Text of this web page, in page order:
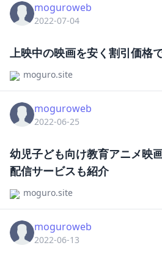
moguroweb
2022-07-04
上映中の映画を安く割引価格
moguro.site
moguroweb
2022-06-25
幼児子ども向け教育アニメ映
配信サービスも紹介
moguro.site
moguroweb
2022-06-13